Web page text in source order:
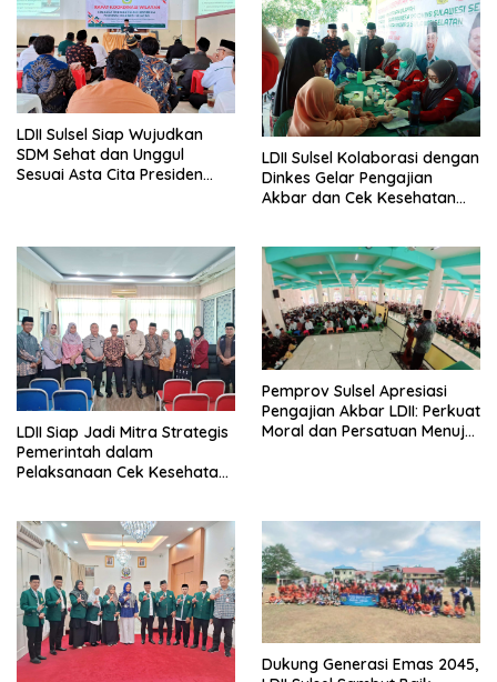
LDII Sulsel Siap Wujudkan
SDM Sehat dan Unggul
Sesuai Asta Cita Presiden
LDII Sulsel Kolaborasi dengan
Dinkes Gelar Pengajian
Akbar dan Cek Kesehatan
LDII Siap Jadi Mitra Strategis
Pemerintah dalam
Pelaksanaan Cek Kesehatan
Pemprov Sulsel Apresiasi
Pengajian Akbar LDII: Perkuat
Moral dan Persatuan Menuju
Dukung Generasi Emas 2045,